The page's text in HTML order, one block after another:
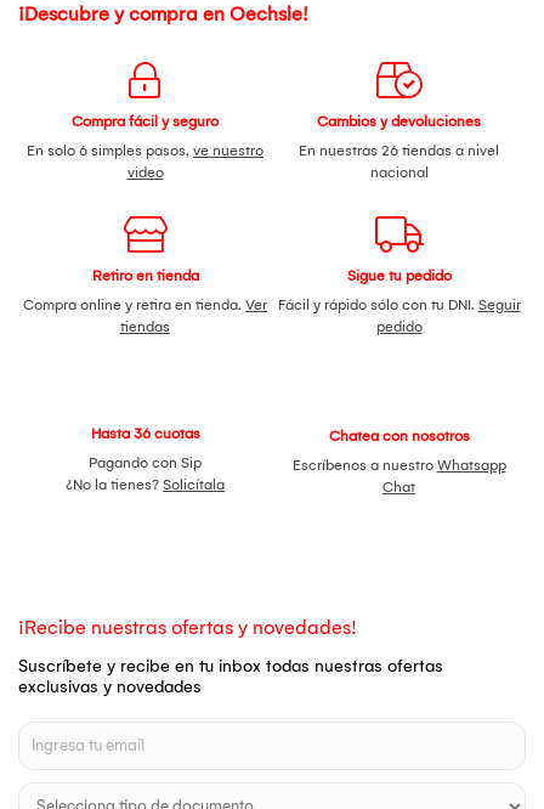
¡Descubre y compra en Oechsle!
Compra fácil y seguro
En solo 6 simples pasos, ve nuestro
video
Cambios y devoluciones
En nuestras 26 tiendas a nivel
nacional
Retiro en tienda
Compra online y retira en tienda. Ver
tiendas
Sigue tu pedido
Fácil y rápido sólo con tu DNI. Seguir
pedido
Hasta 36 cuotas
Pagando con Sip
¿No la tienes? Solicítala
Chatea con nosotros
Escríbenos a nuestro Whatsapp
Chat
¡Recibe nuestras ofertas y novedades!
Suscríbete y recibe en tu inbox todas nuestras ofertas
exclusivas y novedades